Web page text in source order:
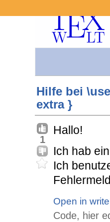
Hilfe bei
extra }
1
Hallo!
Ich hab
Ich
Open in
Code, hier